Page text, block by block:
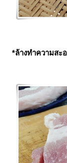
*ล้างทำความส